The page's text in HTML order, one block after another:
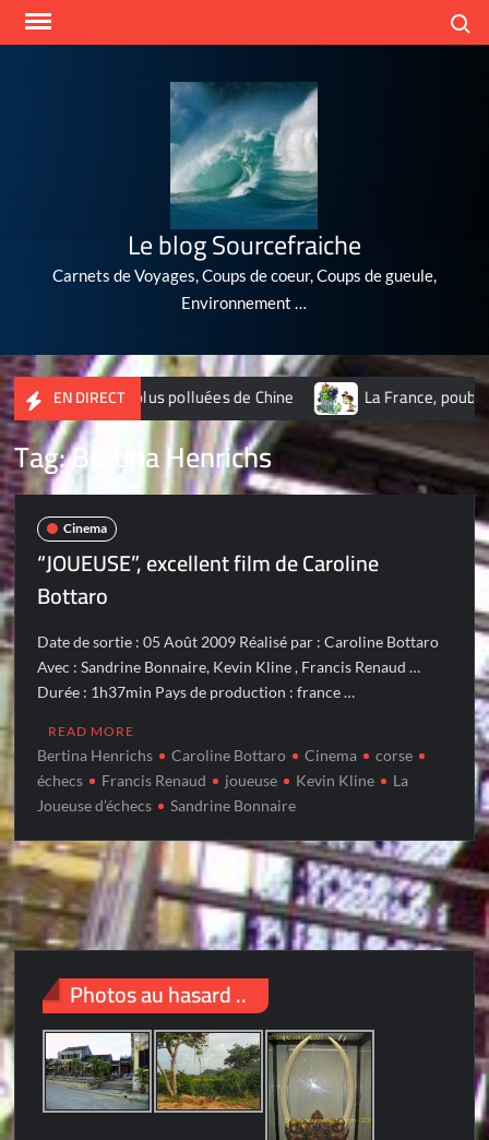
Skip
Le blog Sourcefraiche
Carnets de Voyages, Coups de coeur, Coups de gueule,
Environnement …
EN DIRECT
10 villes les plus polluées de Chine La France,
Tag:Bertina Henrichs
Cinema
“JOUEUSE”, excellent film de Caroline
Bottaro
Date de sortie : 05 Août 2009 Réalisé par : Caroline Bottaro
Avec : Sandrine Bonnaire, Kevin Kline , Francis Renaud …
Durée : 1h37min Pays de production : france …
READ MORE
Bertina Henrichs Caroline Bottaro Cinema
corse
échecs
Francis Renaud joueuse Kevin Kline
La
Joueuse d’échecs
Sandrine Bonnaire
Photos au hasard ..